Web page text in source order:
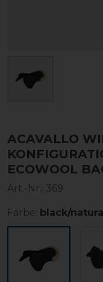
ACAVALLO
ECOWOOL
Art.-Nr.: 369
Farbe: black/natural